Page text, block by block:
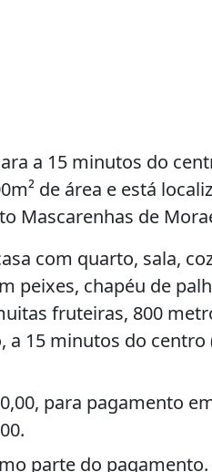
a 15 minutos do
de área e está
Mascarenhas de
com quarto, sala,
peixes, chapéu de
fruteiras, 800
a 15 minutos do centro
para pagamento
parte do pagamento.